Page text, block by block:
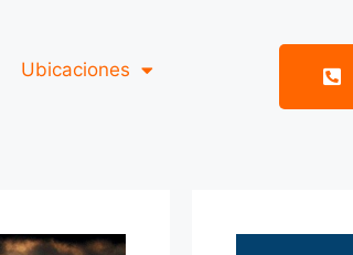
Ubicaciones